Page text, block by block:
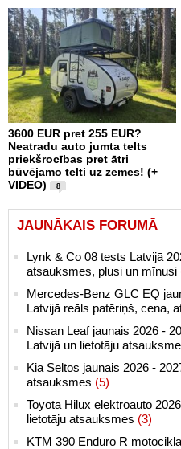
3600 EUR pret 255 EUR?
Neatradu auto jumta telts
priekšrocības pret ātri
būvējamo telti uz zemes! (+
VIDEO)
8
JAUNĀKAIS FORUMĀ
Lynk & Co 08 tests Latvijā
atsauksmes, plusi un mīnusi
Mercedes-Benz GLC EQ
Latvijā reāls patēriņš, cena,
Nissan Leaf jaunais 2026 -
Latvijā un lietotāju
Kia Seltos jaunais 2026 -
atsauksmes (5)
Toyota Hilux elektroauto
lietotāju atsauksmes (3)
KTM 390 Enduro R